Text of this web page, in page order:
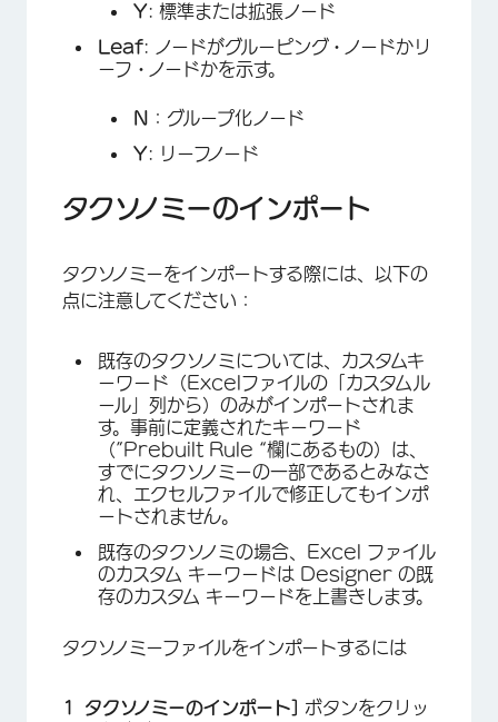
×
Y: 標準または拡張ノード
Leaf: ノードがグルーピング・ノードかリ
ーフ・ノードかを示す。
N
：グループ化ノード
Y: リーフノード
タクソノミーのインポート
タクソノミーをインポートする際には、以下の
点に注意してください：
既存のタクソノミについては、カスタムキ
ーワード（Excelファイルの「カスタムル
ール」列から）のみがインポートされま
す。事前に定義されたキーワード
（”Prebuilt Rule “欄にあるもの）は、
すでにタクソノミーの一部であるとみなさ
れ、エクセルファイルで修正してもインポ
ートされません。
既存のタクソノミの場合、Excel ファイル
のカスタム キーワードは Designer の既
存のカスタム キーワードを上書きします。
タクソノミーファイルをインポートするには
タクソノミーのインポート] ボタンをクリッ